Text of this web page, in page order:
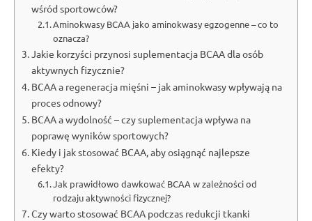
wśród sportowców?
Aminokwasy BCAA jako aminokwasy egzogenne – co to
oznacza?
Jakie korzyści przynosi suplementacja BCAA dla osób
aktywnych fizycznie?
BCAA a regeneracja mięśni – jak aminokwasy wpływają na
proces odnowy?
BCAA a wydolność – czy suplementacja wpływa na
poprawę wyników sportowych?
Kiedy i jak stosować BCAA, aby osiągnąć najlepsze
efekty?
Jak prawidłowo dawkować BCAA w zależności od
rodzaju aktywności fizycznej?
Czy warto stosować BCAA podczas redukcji tkanki